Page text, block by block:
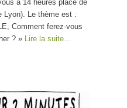
à 14 heures place de
Lyon). Le thème est :
Comment ferez-vous
? » Lire la suite…